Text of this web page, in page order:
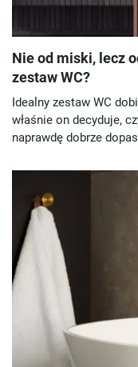
Nie od miski, lecz
zestaw WC?
Idealny zestaw WC
właśnie on decyduje,
naprawdę dobrze